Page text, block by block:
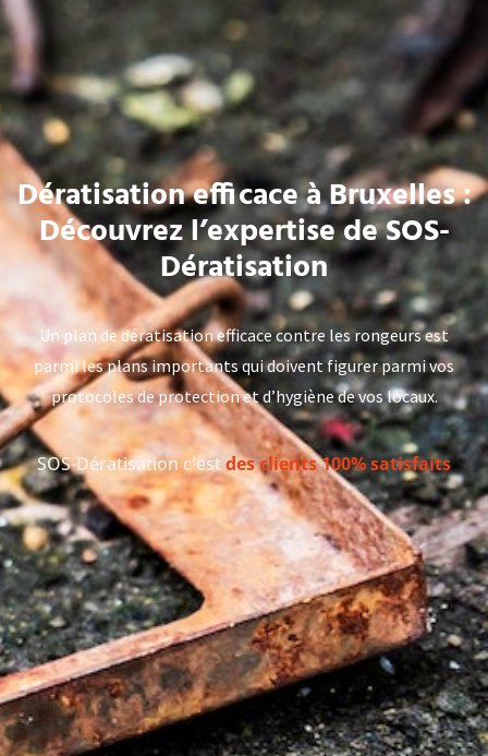
Dératisation efficace à Bruxelles :
Découvrez l’expertise de SOS-
Dératisation
Un plan de dératisation efficace contre les rongeurs est
parmi les plans importants qui doivent figurer parmi vos
protocoles de protection et d’hygiène de vos locaux.
SOS-Dératisation c'estdes clients 100% satisfaits